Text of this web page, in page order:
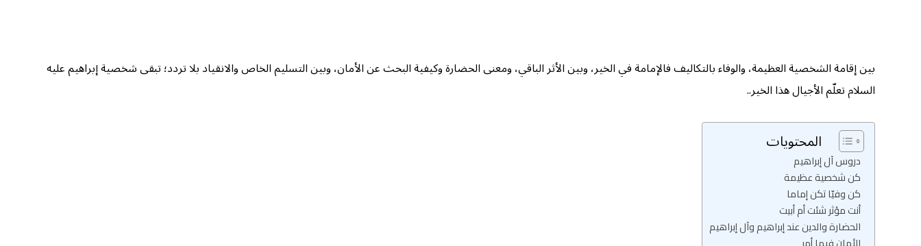
بين إقامة الشخصية العظيمة، والوفاء بالتكاليف فالإمامة في الخير، وبين الأثر الباقي، ومعنى الحضارة وكيفية البحث عن الأمان، وبين التسليم الخاص والانقياد بلا تردد؛ تبقى شخصية إبراهيم عليه
السلام تعلّم الأجيال هذا الخير..
المحتويات
دروس آل إبراهيم
كن شخصية عظيمة
كن وفيّا تكن إماما
أنت مؤثر شئت أم أبيت
الحضارة والدين عند إبراهيم وآل إبراهيم